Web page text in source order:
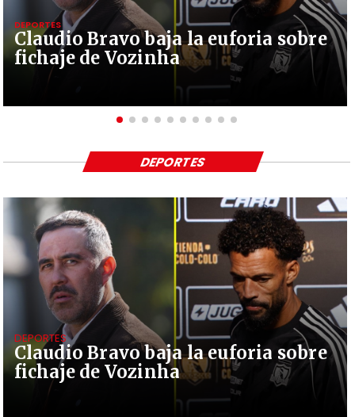
Claudio Bravo baja la euforia sobre
fichaje de Vozinha
DEPORTES
Claudio Bravo baja la euforia sobre
fichaje de Vozinha
DEPORTES
DEPORTES